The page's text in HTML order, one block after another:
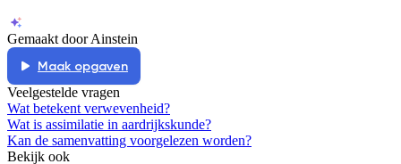
Gemaakt door Ainstein
Maak opgaven
Veelgestelde vragen
Wat betekent verwevenheid?
Wat is assimilatie in aardrijkskunde?
Kan de samenvatting voorgelezen worden?
Bekijk ook